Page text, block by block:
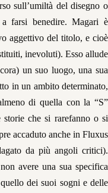
sull’umiltà del disegno o
farsi benedire. Magari è
aggettivo del titolo, e cioè
inevoluti). Esso allude
un suo luogo, una sua
in un ambito determinato,
di quella con la “S”
che si rarefanno o si
accaduto anche in Fluxus
da più angoli critici).
avere una sua specifica
dei suoi sogni e delle